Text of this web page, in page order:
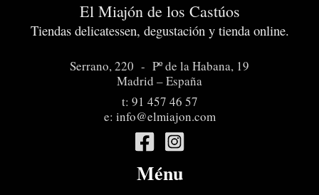
El Miajón de los Castúos
Tiendas delicatessen, degustación y tienda online.
Serrano, 220 - Pº de la Habana, 19
Madrid – España
t: 91 457 46 57
e: info@elmiajon.com
Ménu